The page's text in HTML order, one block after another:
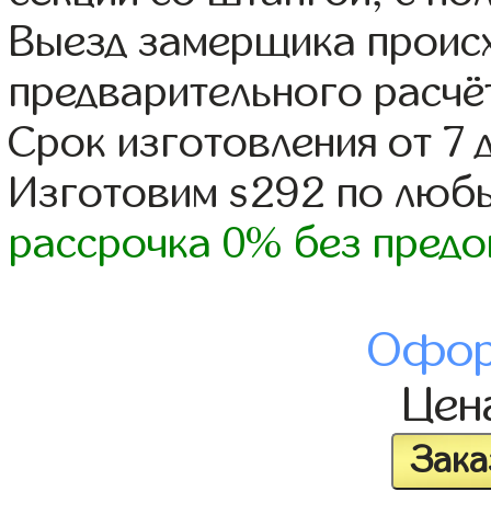
Выезд замерщика
предварительного
Срок изготовления от 7
Изготовим s292 по
рассрочка 0% без